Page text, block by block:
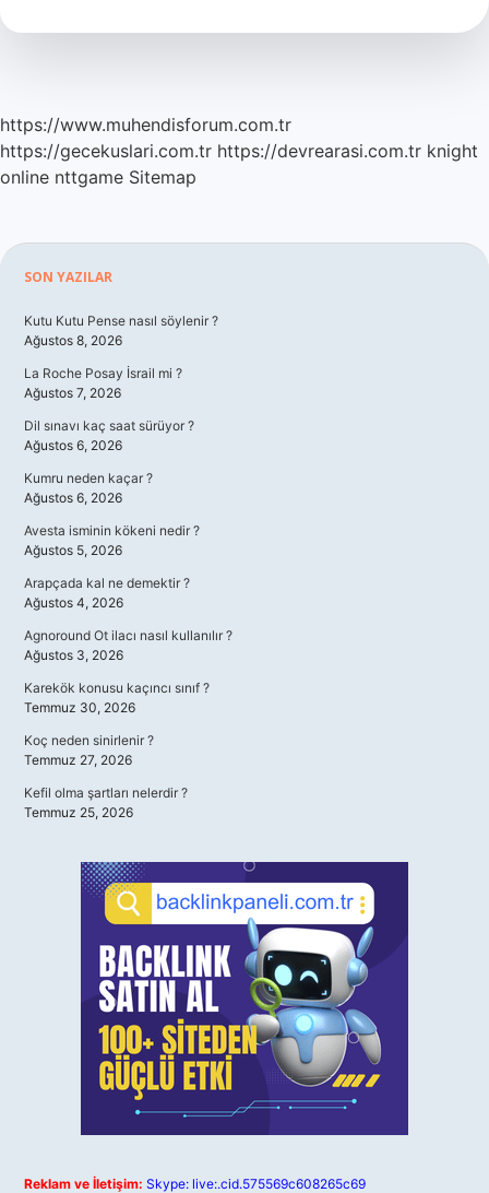
https://www.muhendisforum.com.tr
https://gecekuslari.com.tr https://devrearasi.com.tr knight
online nttgame Sitemap
Sidebar
SON YAZILAR
Kutu Kutu Pense nasıl söylenir ?
Ağustos 8, 2026
La Roche Posay İsrail mi ?
Ağustos 7, 2026
Dil sınavı kaç saat sürüyor ?
Ağustos 6, 2026
Kumru neden kaçar ?
Ağustos 6, 2026
Avesta isminin kökeni nedir ?
Ağustos 5, 2026
Arapçada kal ne demektir ?
Ağustos 4, 2026
Agnoround Ot ilacı nasıl kullanılır ?
Ağustos 3, 2026
Karekök konusu kaçıncı sınıf ?
Temmuz 30, 2026
Koç neden sinirlenir ?
Temmuz 27, 2026
Kefil olma şartları nelerdir ?
Temmuz 25, 2026
Reklam ve İletişim: Skype: live:.cid.575569c608265c69